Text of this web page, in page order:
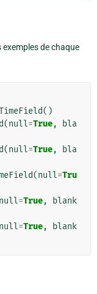
de chaque
()
(null=True,
bla
(null=True,
bla
(null=Tru
null=True,
blank
null=True,
blank